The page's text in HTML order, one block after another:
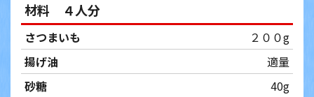
材料 ４人分
さつまいも
２００g
揚げ油
適量
砂糖
40g